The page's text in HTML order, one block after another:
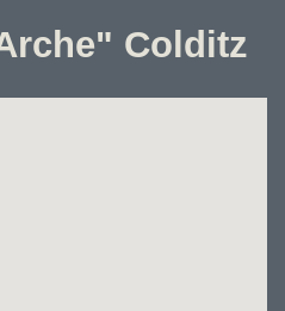
Colditz